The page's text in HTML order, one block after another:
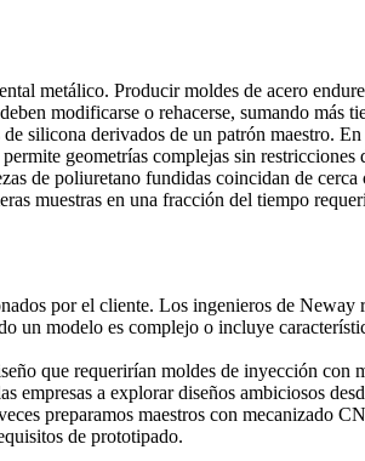
metálico. Producir moldes de acero
modificarse o rehacerse, sumando más
silicona derivados de un patrón maestro.
geometrías complejas sin
de poliuretano fundidas coincidan de
muestras en una fracción del tiempo
por el cliente. Los ingenieros de
un modelo es complejo o incluye
que requerirían moldes de inyección
a explorar diseños ambiciosos
preparamos maestros con mecanizado
de prototipado.